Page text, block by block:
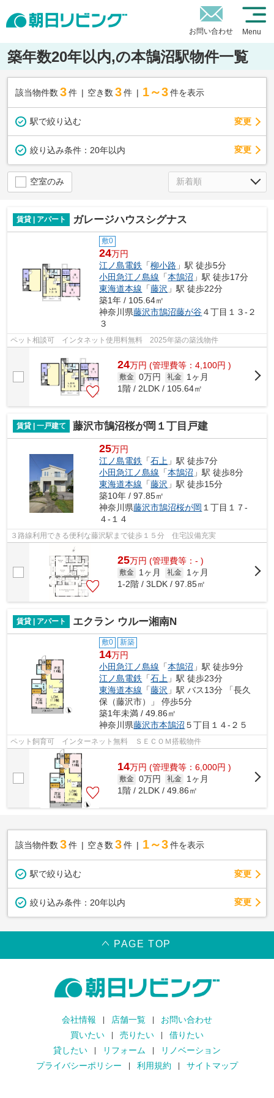
お問い合わせ Menu
築年数20年以内,の本鵠沼駅物件一覧
該当物件数 3件 空き数 3 件 1～3 件を表示
駅で絞り込む 変更
絞り込み条件： 20年以内 変更
空室のみ
賃貸 | アパート ガレージハウスシグナス
敷0
24万円
江ノ島電鉄 「柳小路 」駅 徒歩5分
小田急江ノ島線 「本鵠沼 」駅 徒歩17分
東海道本線 「藤沢 」駅 徒歩22分
築1年 / 105.64㎡
神奈川県藤沢市鵠沼藤が谷４丁目１３-２
３
ペット相談可 インタネット使用料無料 2025年築の築浅物件
24万円 (管理費等：4,100円 )
敷金 0万円 礼金
1ヶ月
1階 / 2LDK / 105.64㎡
賃貸 | 一戸建て 藤沢市鵠沼桜が岡１丁目戸建
25万円
江ノ島電鉄 「石上 」駅 徒歩7分
小田急江ノ島線 「本鵠沼 」駅 徒歩8分
東海道本線 「藤沢 」駅 徒歩15分
築10年 / 97.85㎡
神奈川県藤沢市鵠沼桜が岡 １丁目１７-
４-１４
３路線利用できる便利な藤沢駅まで徒歩１５分 住宅設備充実
25万円 (管理費等：- )
敷金 1ヶ月 礼金
1ヶ月
1-2階 / 3LDK / 97.85㎡
賃貸 | アパート エクラン ウルー湘南N
敷0 新築
14万円
小田急江ノ島線 「本鵠沼 」駅 徒歩9分
江ノ島電鉄 「石上 」駅 徒歩23分
東海道本線 「藤沢 」駅 バス13分 「長久
保（藤沢市）」 停歩5分
築1年未満 / 49.86㎡
神奈川県藤沢市本鵠沼 ５丁目１４-２５
ペット飼育可 インターネット無料 ＳＥＣＯＭ搭載物件
14万円 (管理費等：6,000円 )
敷金 0万円 礼金
1ヶ月
1階 / 2LDK / 49.86㎡
該当物件数 3件 空き数 3 件 1～3 件を表示
駅で絞り込む 変更
絞り込み条件： 20年以内 変更
PAGE TOP
会社情報 店舗一覧
お問い合わせ
買いたい
売りたい
借りたい
貸したい
リフォーム
リノベーション
プライバシーポリシー
利用規約 サイトマップ